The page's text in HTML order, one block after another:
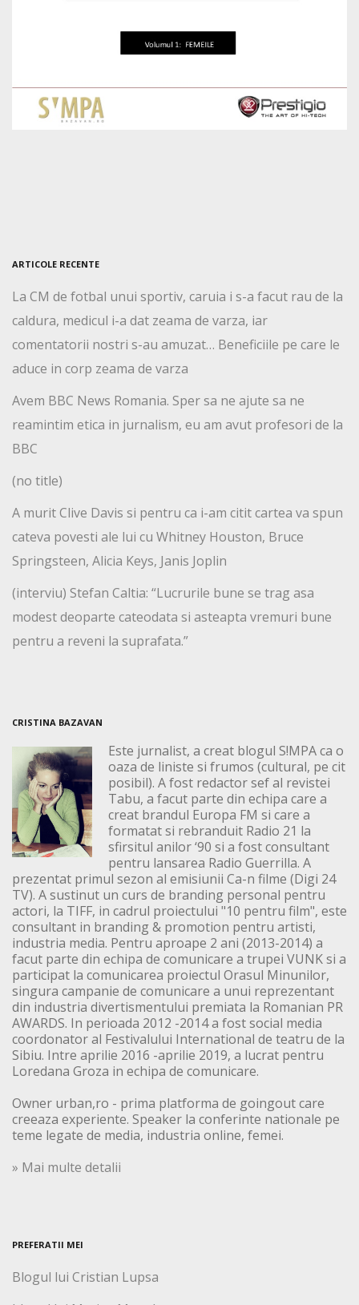
ARTICOLE RECENTE
La CM de fotbal unui sportiv, caruia i s-a facut rau de la
caldura, medicul i-a dat zeama de varza, iar
comentatorii nostri s-au amuzat… Beneficiile pe care le
aduce in corp zeama de varza
Avem BBC News Romania. Sper sa ne ajute sa ne
reamintim etica in jurnalism, eu am avut profesori de la
BBC
(no title)
A murit Clive Davis si pentru ca i-am citit cartea va spun
cateva povesti ale lui cu Whitney Houston, Bruce
Springsteen, Alicia Keys, Janis Joplin
(interviu) Stefan Caltia: “Lucrurile bune se trag asa
modest deoparte cateodata si asteapta vremuri bune
pentru a reveni la suprafata.”
CRISTINA BAZAVAN
Este jurnalist, a creat blogul S!MPA ca o
oaza de liniste si frumos (cultural, pe cit
posibil). A fost redactor sef al revistei
Tabu, a facut parte din echipa care a
creat brandul Europa FM si care a
formatat si rebranduit Radio 21 la
sfirsitul anilor ‘90 si a fost consultant
pentru lansarea Radio Guerrilla. A
prezentat primul sezon al emisiunii Ca-n filme (Digi 24
TV). A sustinut un curs de branding personal pentru
actori, la TIFF, in cadrul proiectului "10 pentru film", este
consultant in branding & promotion pentru artisti,
industria media. Pentru aproape 2 ani (2013-2014) a
facut parte din echipa de comunicare a trupei VUNK si a
participat la comunicarea proiectul Orasul Minunilor,
singura campanie de comunicare a unui reprezentant
din industria divertismentului premiata la Romanian PR
AWARDS. In perioada 2012 -2014 a fost social media
coordonator al Festivalului International de teatru de la
Sibiu. Intre aprilie 2016 -aprilie 2019, a lucrat pentru
Loredana Groza in echipa de comunicare.
Owner urban,ro - prima platforma de goingout care
creeaza experiente. Speaker la conferinte nationale pe
teme legate de media, industria online, femei.
» Mai multe detalii
PREFERATII MEI
Blogul lui Cristian Lupsa